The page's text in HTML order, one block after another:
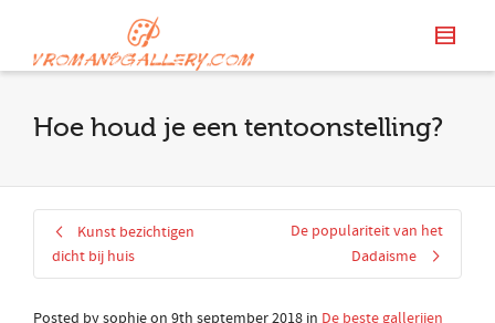
Hoe houd je een tentoonstelling?
Kunst bezichtigen
dicht bij huis
De populariteit van het
Dadaisme
Posted bysophieon 9th september 2018 in De beste gallerijen